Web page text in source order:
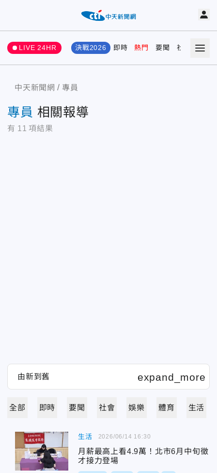
LIVE 24HR 決戰2026 即時 熱門 要聞 社會 娛樂
中天新聞網 專員
專員 相關報導
有 11 項結果
全部 即時 要聞 社會 娛樂 體育 生活
生活
月薪最高上看4.9萬！北市6月中旬徵
才接力登場
2026/06/14 16:30